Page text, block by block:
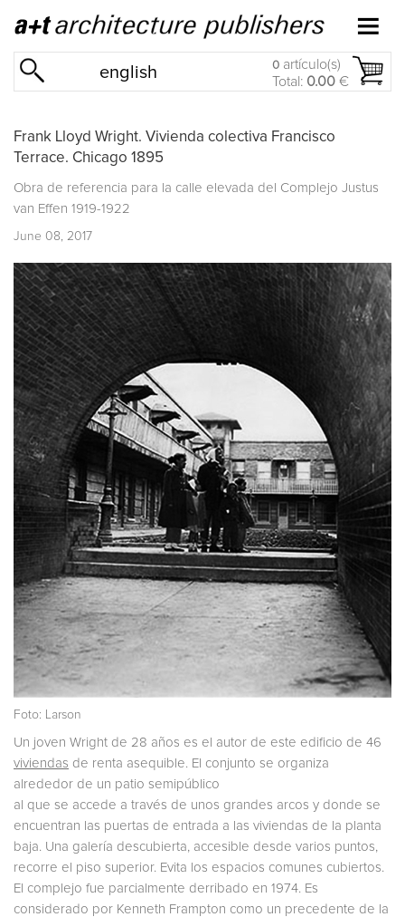
english 0 artículo(s)
Total: 0.00 €
Frank Lloyd Wright. Vivienda colectiva Francisco
Terrace. Chicago 1895
Obra de referencia para la calle elevada del Complejo Justus
van Effen 1919-1922
June 08, 2017
Foto: Larson
Un joven Wright de 28 años es el autor de este edificio de 46
viviendas de renta asequible. El conjunto se organiza
alrededor de un patio semipúblico
al que se accede a través de unos grandes arcos y donde se
encuentran las puertas de entrada a las viviendas de la planta
baja. Una galería descubierta, accesible desde varios puntos,
recorre el piso superior. Evita los espacios comunes cubiertos.
El complejo fue parcialmente derribado en 1974. Es
considerado por Kenneth Frampton como un precedente de la